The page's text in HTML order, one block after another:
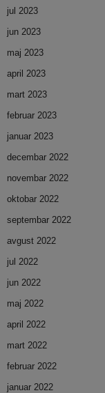
jul 2023
jun 2023
maj 2023
april 2023
mart 2023
februar 2023
januar 2023
decembar 2022
novembar 2022
oktobar 2022
septembar 2022
avgust 2022
jul 2022
jun 2022
maj 2022
april 2022
mart 2022
februar 2022
januar 2022